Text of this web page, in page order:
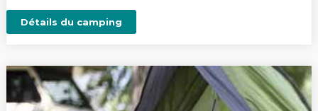
Détails du camping